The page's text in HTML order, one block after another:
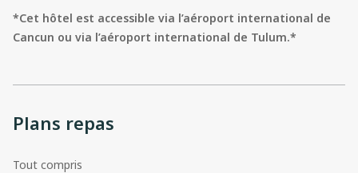
*Cet hôtel est accessible via l’aéroport international de
Cancun ou via l’aéroport international de Tulum.*
Plans repas
Tout compris